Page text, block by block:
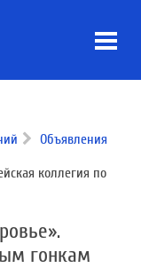
Объявления
коллегия по
гонкам